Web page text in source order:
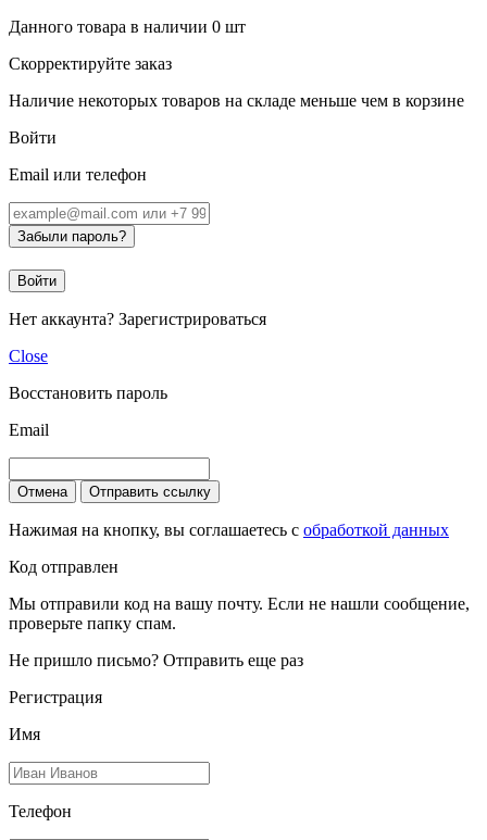
Данного товара в наличии 0 шт
Скорректируйте заказ
Наличие некоторых товаров на складе меньше чем в корзине
Войти
Email или телефон
Забыли пароль?
Войти
Нет аккаунта? Зарегистрироваться
Close
Восстановить пароль
Email
Отмена Отправить ссылку
Нажимая на кнопку, вы соглашаетесь с обработкой данных
Код отправлен
Мы отправили код на вашу почту. Если не нашли сообщение,
проверьте папку спам.
Не пришло письмо? Отправить еще раз
Регистрация
Имя
Телефон